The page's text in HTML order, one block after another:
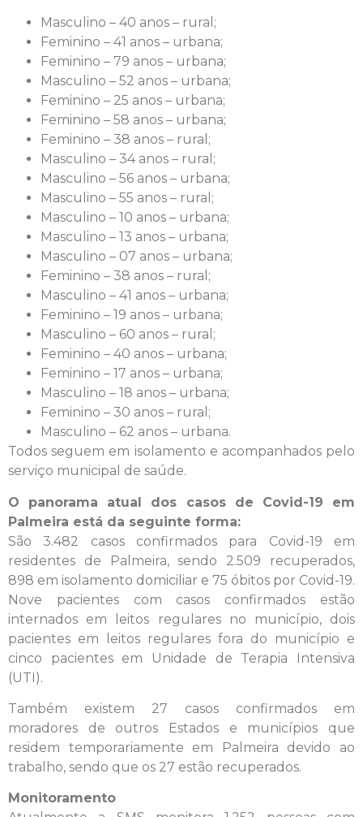
Masculino – 40 anos – rural;
Feminino – 41 anos – urbana;
Feminino – 79 anos – urbana;
Masculino – 52 anos – urbana;
Feminino – 25 anos – urbana;
Feminino – 58 anos – urbana;
Feminino – 38 anos – rural;
Masculino – 34 anos – rural;
Masculino – 56 anos – urbana;
Masculino – 55 anos – rural;
Masculino – 10 anos – urbana;
Masculino – 13 anos – urbana;
Masculino – 07 anos – urbana;
Feminino – 38 anos – rural;
Masculino – 41 anos – urbana;
Feminino – 19 anos – urbana;
Masculino – 60 anos – rural;
Feminino – 40 anos – urbana;
Feminino – 17 anos – urbana;
Masculino – 18 anos – urbana;
Feminino – 30 anos – rural;
Masculino – 62 anos – urbana.
Todos seguem em isolamento e acompanhados pelo
serviço municipal de saúde.
O panorama atual dos casos de Covid-19 em
Palmeira está da seguinte forma:
São 3.482 casos confirmados para Covid-19 em
residentes de Palmeira, sendo 2.509 recuperados,
898 em isolamento domiciliar e 75 óbitos por Covid-19.
Nove pacientes com casos confirmados estão
internados em leitos regulares no município, dois
pacientes em leitos regulares fora do município e
cinco pacientes em Unidade de Terapia Intensiva
(UTI).
Também existem 27 casos confirmados em
moradores de outros Estados e municípios que
residem temporariamente em Palmeira devido ao
trabalho, sendo que os 27 estão recuperados.
Monitoramento